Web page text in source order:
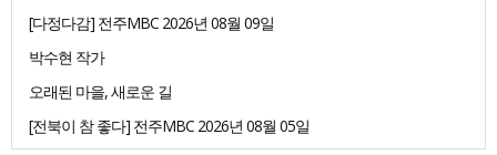
[다정다감] 전주MBC 2026년 08월 09일
박수현 작가
오래된 마을, 새로운 길
[전북이 참 좋다] 전주MBC 2026년 08월 05일